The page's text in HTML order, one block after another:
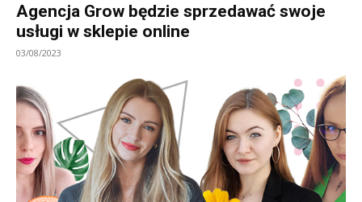
Agencja Grow będzie sprzedawać swoje
usługi w sklepie online
03/08/2023